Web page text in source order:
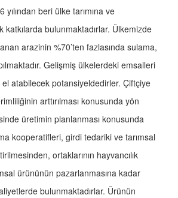
beri ülke tarımına ve
katkılarda bulunmaktadırlar. Ülkemizde
arazinin %70’ten fazlasında sulama,
Gelişmiş ülkelerdeki emsalleri
atabilecek potansiyeldedirler. Çiftçiye
arttırılması konusunda yön
üretimin planlanması konusunda
kooperatifleri, girdi tedariki ve tarımsal
ortaklarının hayvancılık
ürününün pazarlanmasına kadar
bulunmaktadırlar. Ürünün